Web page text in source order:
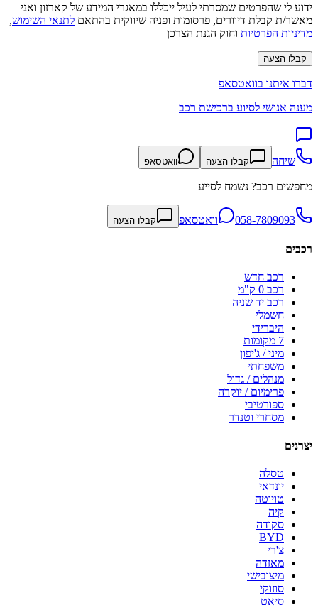
ידוע לי שהפרטים שמסרתי לעיל ייכללו במאגרי המידע של קארזון ואני
מאשר/ת קבלת דיוורים, פרסומות ופניה שיווקית בהתאם לתנאי השימוש,
מדיניות הפרטיות וחוק הגנת הצרכן
קבלו הצעה
דברו איתנו בוואטסאפ
מענה אנושי לסיוע ברכישת רכב
שיחה קבלו הצעה וואטסאפ
מחפשים רכב? נשמח לסייע
058-7809093 וואטסאפ קבלו הצעה
רכבים
רכב חדש
רכב 0 ק"מ
רכב יד שניה
חשמלי
היברידי
7 מקומות
מיני / ג'יפון
משפחתי
מנהלים / גדול
פרימיום / יוקרה
ספורטיבי
מסחרי וטנדר
יצרנים
טסלה
יונדאי
טויוטה
קיה
סקודה
BYD
צ'רי
מאזדה
מיצובישי
סוזוקי
סיאט